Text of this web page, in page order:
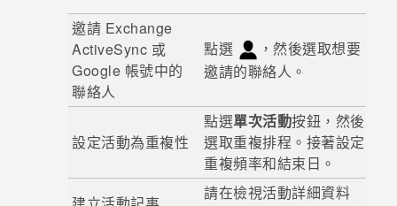
邀請 Exchange
ActiveSync 或
Google 帳號中的
聯絡人
點選
，然後選取想要
邀請的聯絡人。
設定活動為重複性
點選單次活動按鈕，然後
選取重複排程。接著設定
重複頻率和結束日。
請在檢視活動詳細資料